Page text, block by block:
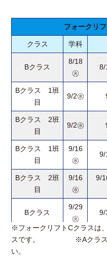
フォークリ
クラス 学科
Bクラス
8/18
㊋
8/
Bクラス 1班
目
9/2㊌
Bクラス 2班
目
9/2㊌
Bクラス 1班
目
9/16
㊌
9/
Bクラス 2班
目
9/16
㊌
9/
Bクラス
9/29
㊋
9/
Cクラス
9/29
※フォークリフトCクラスは
スです。 ※Aクラスは講
い。